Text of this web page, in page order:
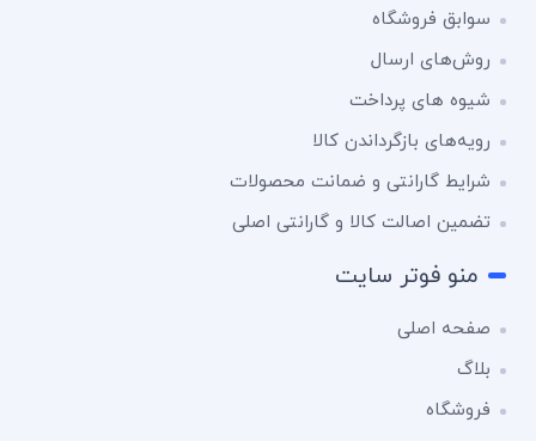
سوابق فروشگاه
روش‌های ارسال
شیوه های پرداخت
رویه‌های بازگرداندن کالا
شرایط گارانتی و ضمانت محصولات
تضمین اصالت کالا و گارانتی اصلی
منو فوتر سایت
صفحه اصلی
بلاگ
فروشگاه